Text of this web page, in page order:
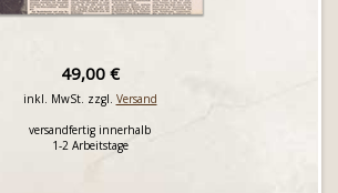
49,00 €
inkl. MwSt. zzgl. Versand
versandfertig innerhalb
1-2 Arbeitstage